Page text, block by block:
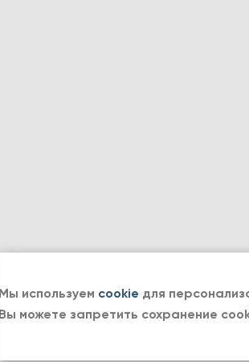
Мы используем cookie для
Вы можете запретить сохранение